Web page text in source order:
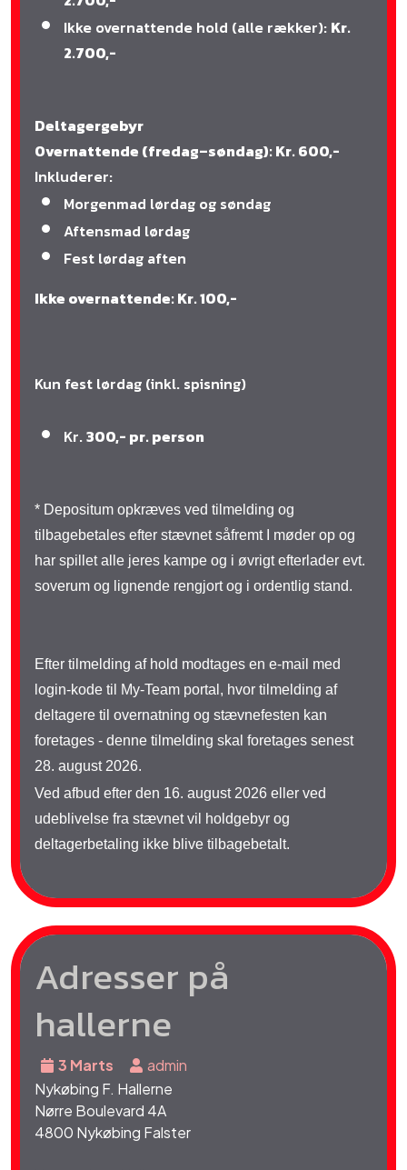
Ikke overnattende hold (alle rækker): Kr.
2.700,-
Deltagergebyr
Overnattende (fredag–søndag): Kr. 600,-
Inkluderer:
Morgenmad lørdag og søndag
Aftensmad lørdag
Fest lørdag aften
Ikke overnattende: Kr. 100,-
Kun fest lørdag (inkl. spisning)
Kr.300,- pr. person
* Depositum opkræves ved tilmelding og
tilbagebetales efter stævnet såfremt I møder op og
har spillet alle jeres kampe og i øvrigt efterlader evt.
soverum og lignende rengjort og i ordentlig stand.
Efter tilmelding af hold modtages en e-mail med
login-kode til My-Team portal, hvor tilmelding af
deltagere til overnatning og stævnefesten kan
foretages - denne tilmelding skal foretages senest
28. august 2026.
Ved afbud efter den 16. august 2026 eller ved
udeblivelse fra stævnet vil holdgebyr og
deltagerbetaling ikke blive tilbagebetalt.
Adresser på
hallerne
3 Marts
admin
Nykøbing F. Hallerne
Nørre Boulevard 4A
4800 Nykøbing Falster